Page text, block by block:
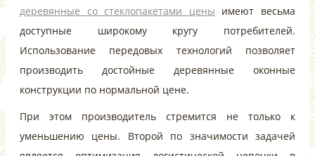
деревянные со стеклопакетами цены имеют весьма
доступные широкому кругу потребителей.
Использование передовых технологий позволяет
производить достойные деревянные оконные
конструкции по нормальной цене.
При этом производитель стремится не только к
уменьшению цены. Второй по значимости задачей